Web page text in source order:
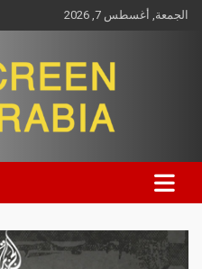
الجمعة, أغسطس 7, 2026
Screen Arabia